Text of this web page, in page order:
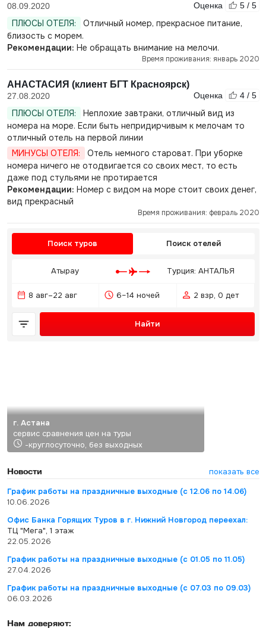
08.09.2020 Оценка 5 / 5
ПЛЮСЫ ОТЕЛЯ:
Отличный номер, прекрасное питание,
близость с морем.
Рекомендации: Не обращать внимание на мелочи.
Время проживания: январь 2020
АНАСТАСИЯ (клиент БГТ Красноярск)
27.08.2020 Оценка 4 / 5
ПЛЮСЫ ОТЕЛЯ:
Неплохие завтраки, отличный вид из
номера на море. Если быть непридирчивым к мелочам то
отличный отель на первой линии
МИНУСЫ ОТЕЛЯ:
Отель немного староват. При уборке
номера ничего не отодвигается со своих мест, то есть
даже под стульями не протирается
Рекомендации: Номер с видом на море стоит своих денег,
вид прекрасный
Время проживания: февраль 2020
Поиск туров Поиск отелей
Атырау Турция: АНТАЛЬЯ
8 авг–22 авг 6–14 ночей 2 взр, 0 дет
Найти
г. Астана
сервис сравнения цен на туры
-круглосуточно, без выходных
Новости
показать все
График работы на праздничные выходные (с 12.06 по 14.06)
10.06.2026
Офис Банка Горящих Туров в г. Нижний Новгород переехал:
ТЦ "Мега", 1 этаж
22.05.2026
График работы на праздничные выходные (с 01.05 по 11.05)
27.04.2026
График работы на праздничные выходные (с 07.03 по 09.03)
06.03.2026
Нам доверяют: